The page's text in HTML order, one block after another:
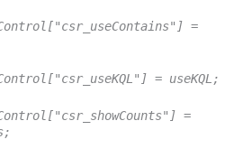
=
= useKQL;
=